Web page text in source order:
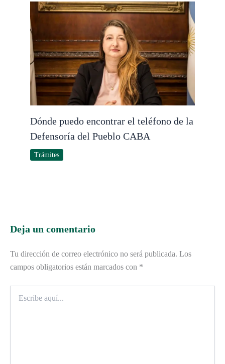
Dónde puedo encontrar el teléfono de la
Defensoría del Pueblo CABA
Trámites
Deja un comentario
Tu dirección de correo electrónico no será publicada. Los
campos obligatorios están marcados con *
aquí...